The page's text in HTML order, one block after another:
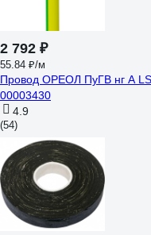
2 792 ₽
55.84 ₽/м
Провод ОРЕОЛ ПуГВ нг А
00003430
4.9
(54)